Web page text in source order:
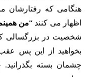
هنگامی که رفتارشان
اظهار می کنند “من
شخصیت در بزرگسالی
بخواهید از این پس
چشمان بسته بگذرانید.